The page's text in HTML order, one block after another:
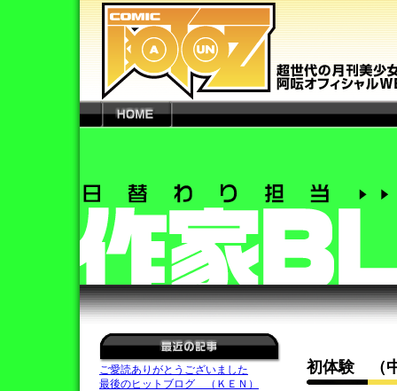
ご愛読ありがとうございました
最後のヒットブログ （ＫＥＮ）
初体験 （